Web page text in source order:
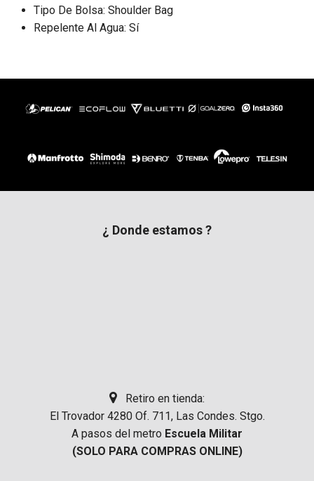
Tipo De Bolsa: Shoulder Bag
Repelente Al Agua: Sí
¿ Donde estamos ?
Retiro en tienda:
El Trovador 4280 Of. 711, Las Condes. Stgo.
A pasos del metro Escuela Militar
(SOLO PARA COMPRAS ONLINE)